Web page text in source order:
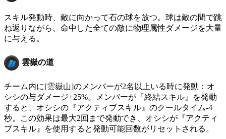
スキル発動時、敵に向かって石の球を放つ。球は敵の間で跳
ね返りながら、命中した全ての敵に物理属性ダメージを大量
に与える。
雲嶽の道
チーム内に[雲嶽山]のメンバーが2名以上いる時に発動：オ
シシの与ダメージ+25%。メンバーが『終結スキル』を発動
すると、オシシの『アクティブスキル』のクールタイム-4
秒。この効果は最大2回まで発動でき、オシシが『アクティ
ブスキル』を使用すると発動可能回数がリセットされる。